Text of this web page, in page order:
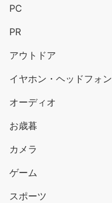
PC
PR
アウトドア
イヤホン・ヘッドフォン
オーディオ
お歳暮
カメラ
ゲーム
スポーツ